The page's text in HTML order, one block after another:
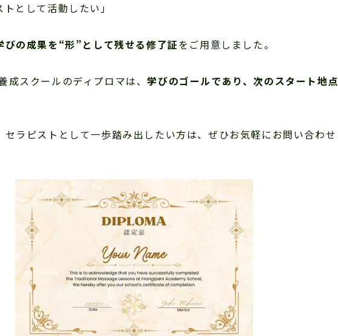
として活動したい」
びの成果を“形”として残せる修了証をご用意しました。
成スクールのディプロマは、学びのゴールであり、次のスタート地点
ラピストとして一歩踏み出したい方は、ぜひお気軽にお問い合わせ